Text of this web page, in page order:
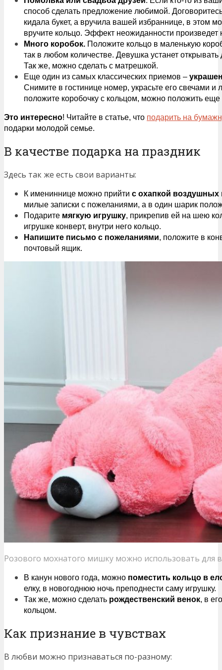
способ сделать предложение любимой.
кидала букет, а вручила вашей избраннице, в этом
вручите кольцо. Эффект неожиданности
Много коробок. Положите кольцо в маленькую
так в любом количестве. Девушка устанет открывать
Так же, можно сделать с матрешкой.
Еще один из самых классических приемов –
Снимите в гостинице номер, украсьте его свечами и
положите коробочку с кольцом, можно положить
Это интересно! Читайте в статье, что подарить на
подарки молодой семье.
В качестве подарка на праздник
Здесь так же есть свои варианты:
К имениннице можно прийти с охапкой воздушных
милые записки с пожеланиями, а в один шарик
Подарите мягкую игрушку, прикрепив ей на шею
игрушке конверт, внутри него кольцо.
Напишите письмо с пожеланиями, положите в
почтовый ящик.
Розового мохнатого мишку можно использовать для
В канун нового года, можно поместить кольцо в
елку, в новогоднюю ночь преподнести саму игрушку.
Так же, можно сделать рождественский венок, в
кольцом.
Как признание в чувствах
В любви можно признаваться по-разному: